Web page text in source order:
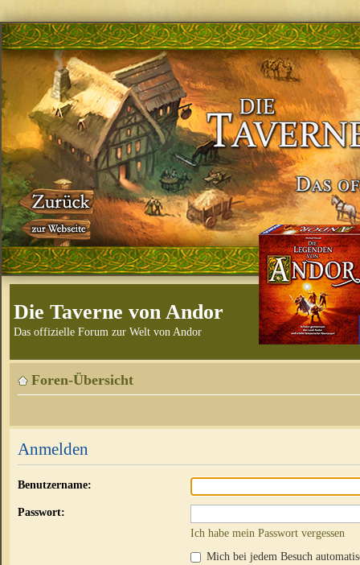
Die Taverne von Andor
Das offizielle Forum zur Welt von Andor
Foren-Übersicht
Anmelden
Benutzername:
Passwort:
Ich habe mein Passwort vergessen
Mich bei jedem Besuch